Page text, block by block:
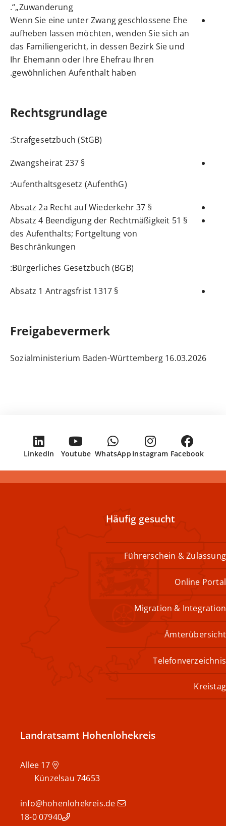
„Zuwanderung“.
Wenn Sie eine unter Zwang geschlossene Ehe
aufheben lassen möchten, wenden Sie sich an
das Familiengericht, in dessen Bezirk Sie und
Ihr Ehemann oder Ihre Ehefrau Ihren
gewöhnlichen Aufenthalt haben.
Rechtsgrundlage
Strafgesetzbuch (StGB)
:
§ 237 Zwangsheirat
Aufenthaltsgesetz (AufenthG)
:
§ 37 Absatz 2a Recht auf Wiederkehr
§ 51 Absatz 4 Beendigung der Rechtmäßigkeit
des Aufenthalts; Fortgeltung von
Beschränkungen
Bürgerliches Gesetzbuch (BGB)
:
§ 1317 Absatz 1 Antragsfrist
Freigabevermerk
16.03.2026 Sozialministerium Baden-Württemberg
Facebook
Instagram
WhatsApp
Youtube
LinkedIn
Häufig gesucht
Führerschein & Zulassung
Online Portal
Migration & Integration
Ämterübersicht
Telefonverzeichnis
Kreistag
Landratsamt Hohenlohekreis
74653
Künzelsau
info@hohenlohekreis.de
07940 18-0